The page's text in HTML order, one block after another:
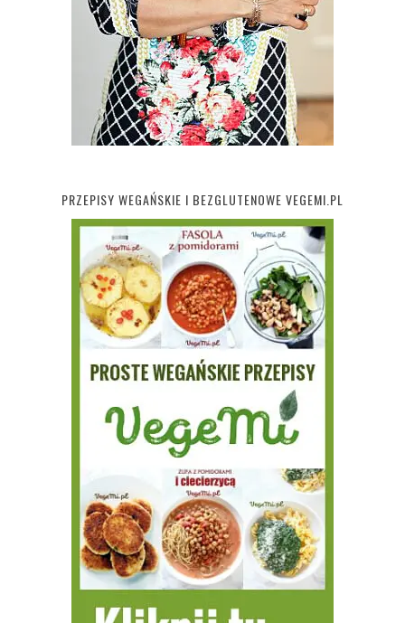
PRZEPISY WEGAŃSKIE I BEZGLUTENOWE VEGEMI.PL